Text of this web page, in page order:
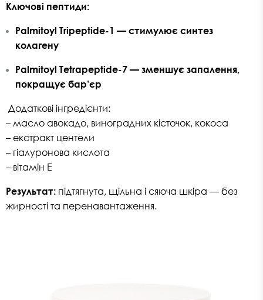
Ключові пептиди:
Palmitoyl Tripeptide-1 — стимулює синтез
колагену
Palmitoyl Tetrapeptide-7— зменшує запалення,
покращує бар’єр
Додаткові інгредієнти:
– масло авокадо, виноградних кісточок, кокоса
– екстракт центели
– гіалуронова кислота
– вітамін Е
Результат: підтягнута, щільна і сяюча шкіра — без
жирності та перенавантаження.